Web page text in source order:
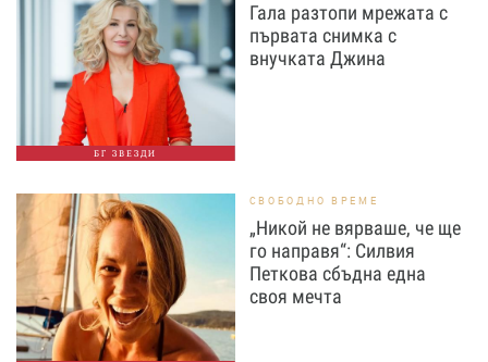
БГ ЗВЕЗДИ
Гала разтопи мрежата с
първата снимка с
внучката Джина
СВОБОДНО ВРЕМЕ
„Никой не вярваше, че ще
го направя“: Силвия
Петкова сбъдна една
своя мечта